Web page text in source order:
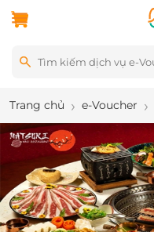
Trang chủ e-Voucher